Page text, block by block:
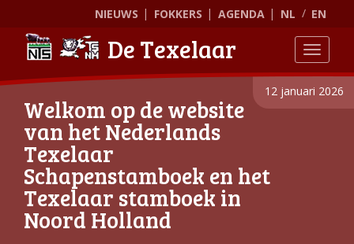
NIEUWS FOKKERS AGENDA NL EN
De Texelaar
12 januari 2026
Welkom op de website
van het Nederlands
Texelaar
Schapenstamboek en het
Texelaar stamboek in
Noord Holland